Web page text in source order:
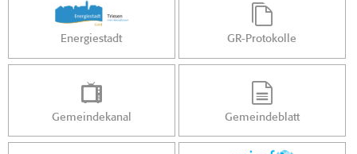
Energiestadt GR-Protokolle
Gemeindekanal Gemeindeblatt